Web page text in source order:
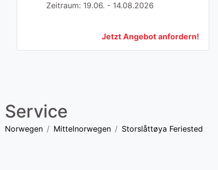
Zeitraum: 19.06. - 14.08.2026
Jetzt Angebot anfordern!
Service
Norwegen Mittelnorwegen Storslåttøya Feriested